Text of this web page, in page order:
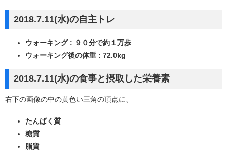
2018.7.11(水)の自主トレ
ウォーキング : ９０分で約１万歩
ウォーキング後の体重 : 72.0kg
2018.7.11(水)の食事と摂取した栄養素
右下の画像の中の黄色い三角の頂点に、
たんぱく質
糖質
脂質